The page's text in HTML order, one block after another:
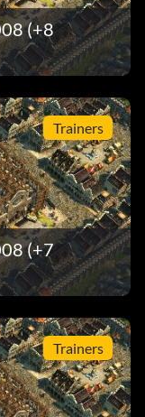
(+8
Trainers
(+7
Trainers